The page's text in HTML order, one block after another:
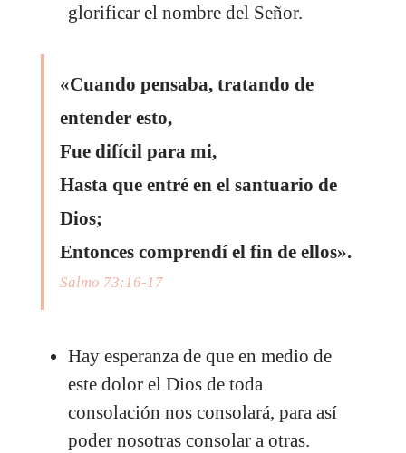
glorificar el nombre del Señor.
«Cuando pensaba, tratando de
entender esto,
Fue difícil para mi,
Hasta que entré en el santuario de
Dios;
Entonces comprendí el fin de ellos».
Salmo 73:16-17
Hay esperanza de que en medio de
este dolor el Dios de toda
consolación nos consolará, para así
poder nosotras consolar a otras.